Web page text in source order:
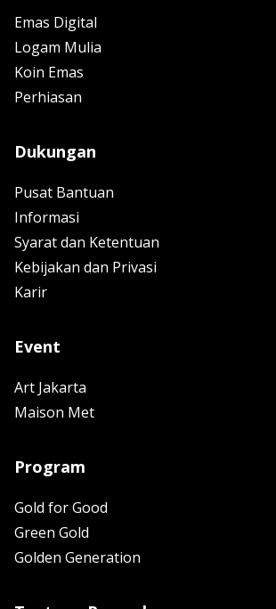
Emas Digital
Logam Mulia
Koin Emas
Perhiasan
Dukungan
Pusat Bantuan
Informasi
Syarat dan Ketentuan
Kebijakan dan Privasi
Karir
Event
Art Jakarta
Maison Met
Program
Gold for Good
Green Gold
Golden Generation